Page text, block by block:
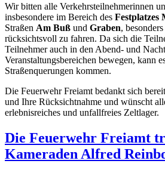
Wir bitten alle Verkehrsteilnehmerinnen
insbesondere im Bereich des Festplatzes
Straßen Am Buß und Graben,
rücksichtsvoll zu fahren. Da sich die
Teilnehmer auch in den Abend- und
Veranstaltungsbereichen bewegen, kann
Straßenquerungen kommen.
Die Feuerwehr Freiamt bedankt sich
und Ihre Rücksichtnahme und wünscht
erlebnisreiches und unfallfreies Zeltlager.
Die Feuerwehr Freiamt
Kameraden Alfred